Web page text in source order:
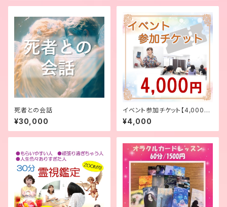
死者との会話
¥30,000
イベント参加チケット【4,000
円】
¥4,000